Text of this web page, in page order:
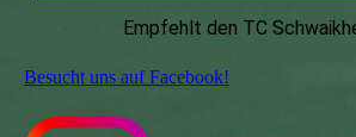
Empfehlt den TC
Besucht uns auf Facebook!